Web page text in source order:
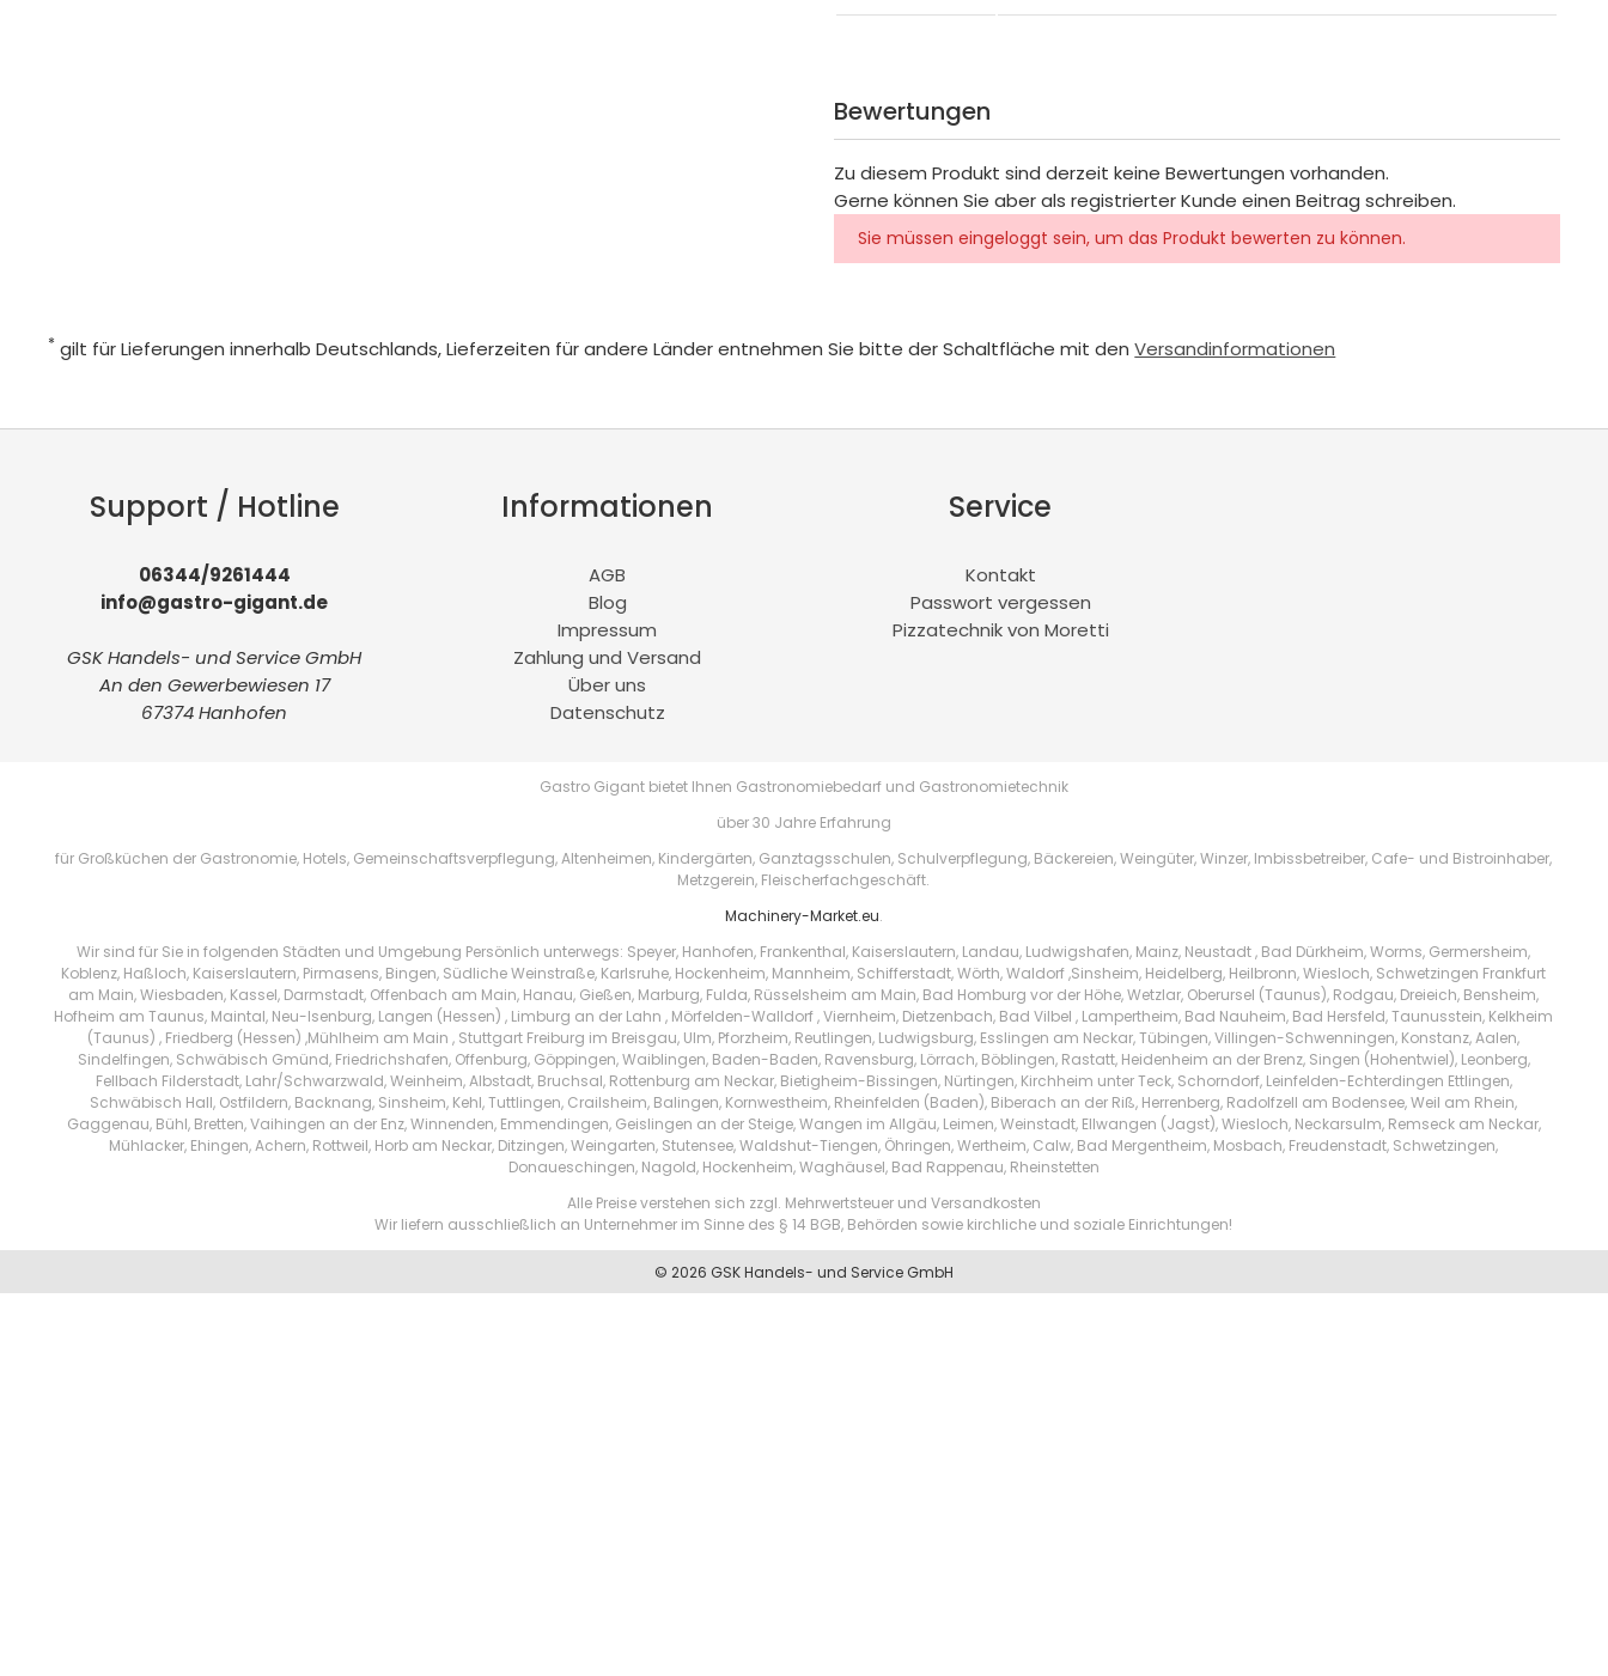
Bewertungen
Zu diesem Produkt sind derzeit keine Bewertungen vorhanden.
Gerne können Sie aber als registrierter Kunde einen Beitrag schreiben.
Sie müssen eingeloggt sein, um das Produkt bewerten zu können.
* gilt für Lieferungen innerhalb Deutschlands, Lieferzeiten für andere Länder entnehmen Sie bitte der Schaltfläche mit denVersandinformationen
Support / Hotline
06344/9261444
info@gastro-gigant.de
GSK Handels- und Service GmbH
An den Gewerbewiesen 17
67374 Hanhofen
Informationen
AGB
Blog
Impressum
Zahlung und Versand
Über uns
Datenschutz
Service
Kontakt
Passwort vergessen
Pizzatechnik von Moretti
Gastro Gigant bietet Ihnen Gastronomiebedarf und Gastronomietechnik
über 30 Jahre Erfahrung
für Großküchen der Gastronomie, Hotels, Gemeinschaftsverpflegung, Altenheimen, Kindergärten, Ganztagsschulen, Schulverpflegung, Bäckereien, Weingüter, Winzer, Imbissbetreiber, Cafe- und Bistroinhaber,
Metzgerein, Fleischerfachgeschäft.
Machinery-Market.eu.
Wir sind für Sie in folgenden Städten und Umgebung Persönlich unterwegs: Speyer, Hanhofen, Frankenthal, Kaiserslautern, Landau, Ludwigshafen, Mainz, Neustadt , Bad Dürkheim, Worms, Germersheim,
Koblenz, Haßloch, Kaiserslautern, Pirmasens, Bingen, Südliche Weinstraße, Karlsruhe, Hockenheim, Mannheim, Schifferstadt, Wörth, Waldorf ,Sinsheim, Heidelberg, Heilbronn, Wiesloch, Schwetzingen Frankfurt
am Main, Wiesbaden, Kassel, Darmstadt, Offenbach am Main, Hanau, Gießen, Marburg, Fulda, Rüsselsheim am Main, Bad Homburg vor der Höhe, Wetzlar, Oberursel (Taunus), Rodgau, Dreieich, Bensheim,
Hofheim am Taunus, Maintal, Neu-Isenburg, Langen (Hessen) , Limburg an der Lahn , Mörfelden-Walldorf , Viernheim, Dietzenbach, Bad Vilbel , Lampertheim, Bad Nauheim, Bad Hersfeld, Taunusstein, Kelkheim
(Taunus) , Friedberg (Hessen) ,Mühlheim am Main , Stuttgart Freiburg im Breisgau, Ulm, Pforzheim, Reutlingen, Ludwigsburg, Esslingen am Neckar, Tübingen, Villingen-Schwenningen, Konstanz, Aalen,
Sindelfingen, Schwäbisch Gmünd, Friedrichshafen, Offenburg, Göppingen, Waiblingen, Baden-Baden, Ravensburg, Lörrach, Böblingen, Rastatt, Heidenheim an der Brenz, Singen (Hohentwiel), Leonberg,
Fellbach Filderstadt, Lahr/Schwarzwald, Weinheim, Albstadt, Bruchsal, Rottenburg am Neckar, Bietigheim-Bissingen, Nürtingen, Kirchheim unter Teck, Schorndorf, Leinfelden-Echterdingen Ettlingen,
Schwäbisch Hall, Ostfildern, Backnang, Sinsheim, Kehl, Tuttlingen, Crailsheim, Balingen, Kornwestheim, Rheinfelden (Baden), Biberach an der Riß, Herrenberg, Radolfzell am Bodensee, Weil am Rhein,
Gaggenau, Bühl, Bretten, Vaihingen an der Enz, Winnenden, Emmendingen, Geislingen an der Steige, Wangen im Allgäu, Leimen, Weinstadt, Ellwangen (Jagst), Wiesloch, Neckarsulm, Remseck am Neckar,
Mühlacker, Ehingen, Achern, Rottweil, Horb am Neckar, Ditzingen, Weingarten, Stutensee, Waldshut-Tiengen, Öhringen, Wertheim, Calw, Bad Mergentheim, Mosbach, Freudenstadt, Schwetzingen,
Donaueschingen, Nagold, Hockenheim, Waghäusel, Bad Rappenau, Rheinstetten
Alle Preise verstehen sich zzgl. Mehrwertsteuer und Versandkosten
Wir liefern ausschließlich an Unternehmer im Sinne des § 14 BGB, Behörden sowie kirchliche und soziale Einrichtungen!
© 2026 GSK Handels- und Service GmbH